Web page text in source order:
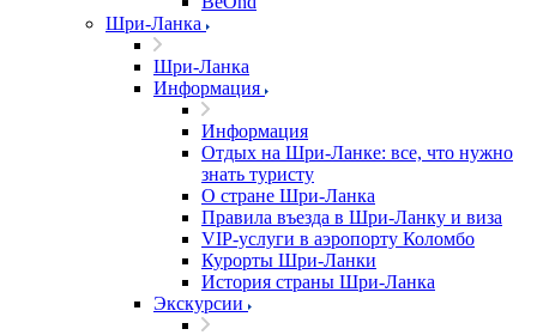
Шри-Ланка
Шри-Ланка
Информация
Информация
Отдых на Шри-Ланке: все, что нужно
знать туристу
О стране Шри-Ланка
Правила въезда в Шри-Ланку и виза
VIP-услуги в аэропорту Коломбо
Курорты Шри-Ланки
История страны Шри-Ланка
Экскурсии